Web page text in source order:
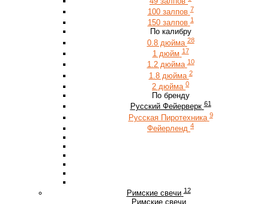
100 залпов 7
150 залпов 1
По калибру
0.8 дюйма 28
1 дюйм 17
1.2 дюйма 10
1.8 дюйма 2
2 дюйма 0
По бренду
Русский Фейерверк 61
Русская Пиротехника 9
Фейерленд 4
Римские свечи 12
Римские свечи